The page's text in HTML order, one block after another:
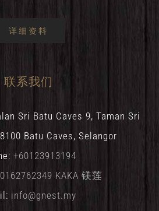
详细资料
联系我们
Sri Batu Caves 9, Taman Sri
Batu Caves, Selangor
+60123913194
KAKA 镁莲
info@gnest.my